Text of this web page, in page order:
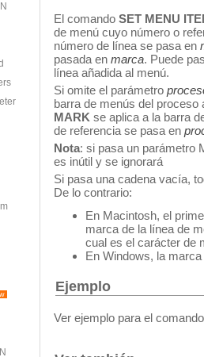
El comando SET MENU
de menú cuyo número o
número de línea se pasa en
pasada en marca. Puede
línea añadida al menú.
Si omite el parámetro
barra de menús del
MARK se aplica a la barra
de referencia se pasa en
Nota: si pasa un parámetro
es inútil y se ignorará
Si pasa una cadena vacía,
De lo contrario:
En Macintosh, el
marca de la línea de
cual es el carácter de
En Windows, la
Ejemplo
Ver ejemplo para el